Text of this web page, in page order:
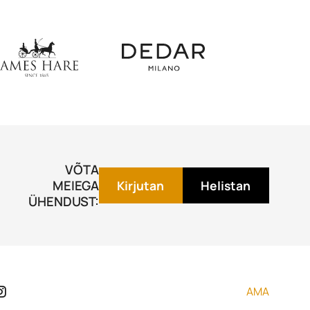
VÕTA
MEIEGA
ÜHENDUST:
Kirjutan Helistan
AMA